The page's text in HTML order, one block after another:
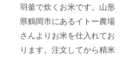
羽釜で炊くお米です。山形
県鶴岡市にあるイトー農場
さんよりお米を仕入れてお
ります。注文してから精米